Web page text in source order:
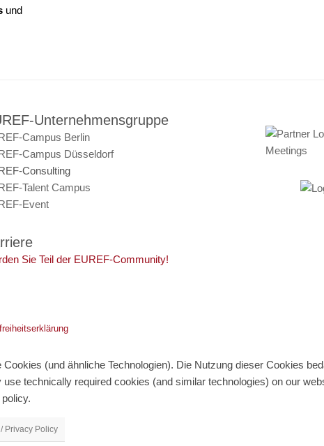
und
Unternehmensgruppe
Campus Berlin
Campus Düsseldorf
Consulting
Talent Campus
Event
Sie Teil der EUREF-Community!
(und ähnliche Technologien). Die Nutzung dieser Cookies
technically required cookies (and similar technologies) on our
Privacy Policy